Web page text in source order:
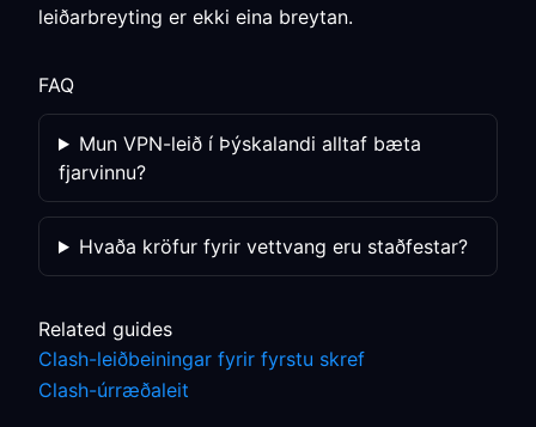
leiðarbreyting er ekki eina breytan.
FAQ
Mun VPN-leið í Þýskalandi alltaf bæta
fjarvinnu?
Hvaða kröfur fyrir vettvang eru staðfestar?
Related guides
Clash-leiðbeiningar fyrir fyrstu skref
Clash-úrræðaleit